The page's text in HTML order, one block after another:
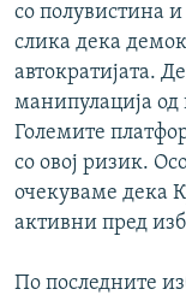
со полувистина
слика дека
автократијата.
манипулација
Големите
со овој ризик.
очекуваме дека
активни пред
По последните